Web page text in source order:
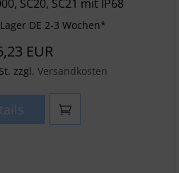
SC20, SC21 mit IP68
Lager DE 2-3 Wochen*
EUR
zzgl. Versandkosten